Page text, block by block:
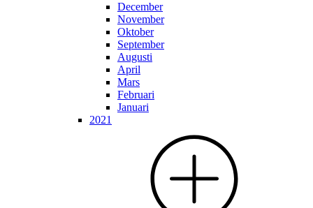
December
November
Oktober
September
Augusti
April
Mars
Februari
Januari
2021